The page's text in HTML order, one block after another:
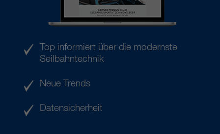
Top informiert über die modernste
Seilbahntechnik
Neue Trends
Datensicherheit